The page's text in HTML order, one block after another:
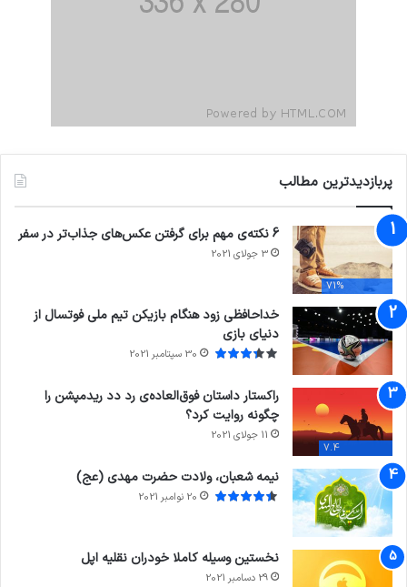
پربازدیدترین مطالب
71%
6 نکته‌ی مهم برای گرفتن عکس‌های جذاب‌تر در سفر
3 جولای 2021
خداحافظی زود هنگام بازیکن تیم ملی فوتسال از
دنیای بازی
30 سپتامبر 2021
7.4
راکستار داستان فوق‌العاده‌ی رد دد ریدمپشن را
چگونه روایت کرد؟
11 جولای 2021
نیمه شعبان، ولادت حضرت مهدی (عج)
20 نوامبر 2021
نخستین وسیله کاملا خودران نقلیه اپل
29 دسامبر 2021